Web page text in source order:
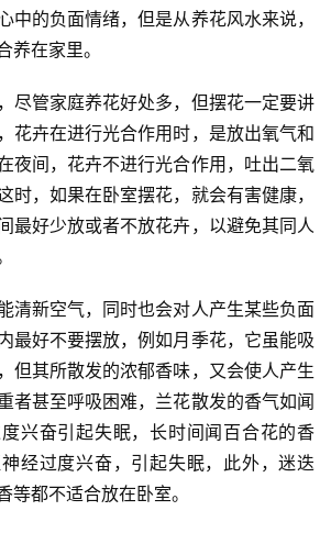
中的负面情绪，但是从养花风水来说，
养在家里。
管家庭养花好处多，但摆花一定要讲
花卉在进行光合作用时，是放出氧气和
夜间，花卉不进行光合作用，吐出二氧
时，如果在卧室摆花，就会有害健康，
最好少放或者不放花卉，以避免其同人
新空气，同时也会对人产生某些负面
最好不要摆放，例如月季花，它虽能吸
但其所散发的浓郁香味，又会使人产生
者甚至呼吸困难，兰花散发的香气如闻
兴奋引起失眠，长时间闻百合花的香
经过度兴奋，引起失眠，此外，迷迭
等都不适合放在卧室。